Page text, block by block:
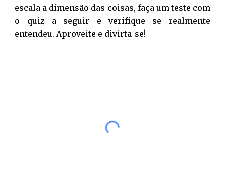
escala a dimensão das coisas, faça um teste com
o quiz a seguir e verifique se realmente
entendeu. Aproveite e divirta-se!